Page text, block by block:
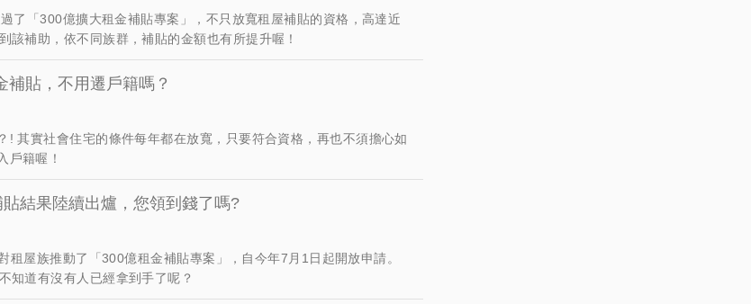
了「300億擴大租金補貼專案」，不只放寬租屋補貼的資格，高達近
該補助，依不同族群，補貼的金額也有所提升喔！
補貼，不用遷戶籍嗎？
! 其實社會住宅的條件每年都在放寬，只要符合資格，再也不須擔心如
戶籍喔！
結果陸續出爐，您領到錢了嗎?
租屋族推動了「300億租金補貼專案」，自今年7月1日起開放申請。
知道有沒有人已經拿到手了呢？